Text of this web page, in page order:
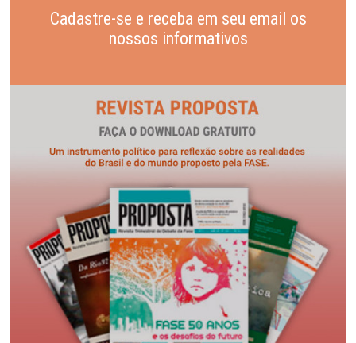
Cadastre-se e receba em seu email os
nossos informativos